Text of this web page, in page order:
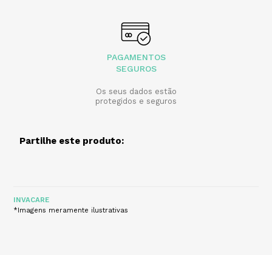
PAGAMENTOS
SEGUROS
Os seus dados estão
protegidos e seguros
Partilhe este produto:
INVACARE
*Imagens meramente ilustrativas